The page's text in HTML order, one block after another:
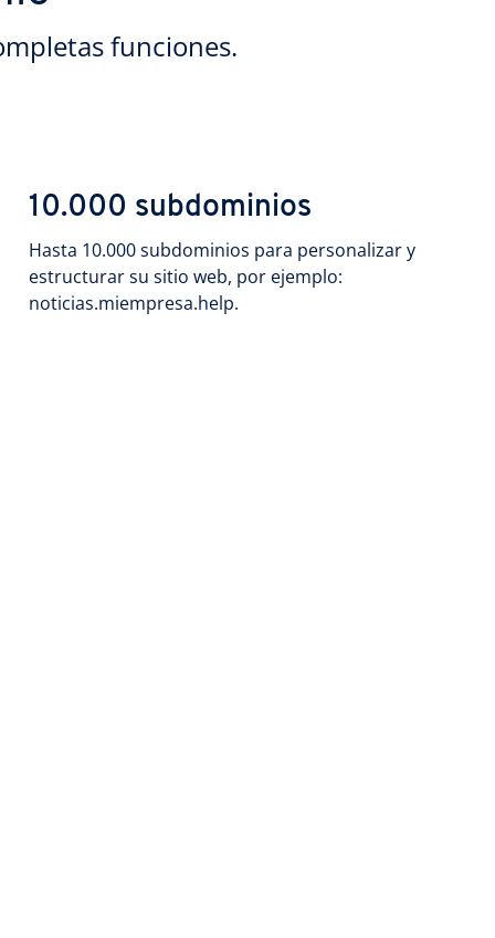
funciones.
10.000 subdominios
Hasta 10.000 subdominios para personalizar y
estructurar su sitio web, por ejemplo:
noticias.miempresa.help.